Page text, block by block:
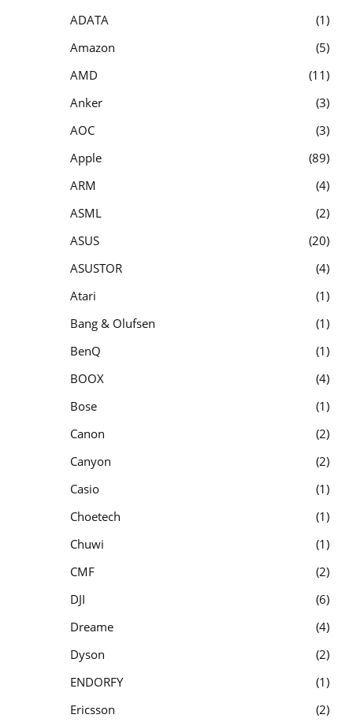
ADATA
1
Amazon
5
AMD
11
Anker
3
AOC
3
Apple
89
ARM
4
ASML
2
ASUS
20
ASUSTOR
4
Atari
1
Bang & Olufsen
1
BenQ
1
BOOX
4
Bose
1
Canon
2
Canyon
2
Casio
1
Choetech
1
Chuwi
1
CMF
2
DJI
6
Dreame
4
Dyson
2
ENDORFY
1
Ericsson
2